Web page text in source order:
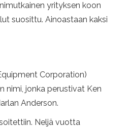
yrityksen koon
suosittu. Ainoastaan ​​kaksi
Corporation)
nimi, jonka perustivat Ken
Anderson.
Neljä vuotta